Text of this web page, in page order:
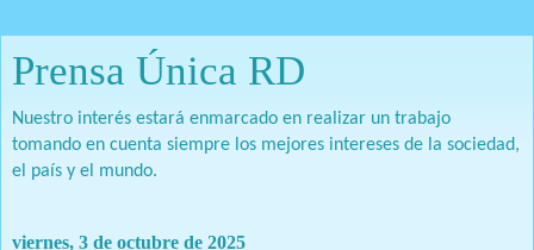
Prensa Única RD
Nuestro interés estará enmarcado en realizar un trabajo
tomando en cuenta siempre los mejores intereses de la sociedad,
el país y el mundo.
viernes, 3 de octubre de 2025